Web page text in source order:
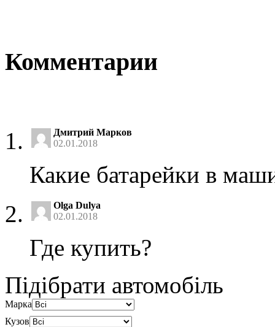
Комментарии
Дмитрий Марков
02.01.2018
Какие батарейки в
Olga Dulya
02.01.2018
Где купить?
Підібрати автомобіль
Марка
Кузов